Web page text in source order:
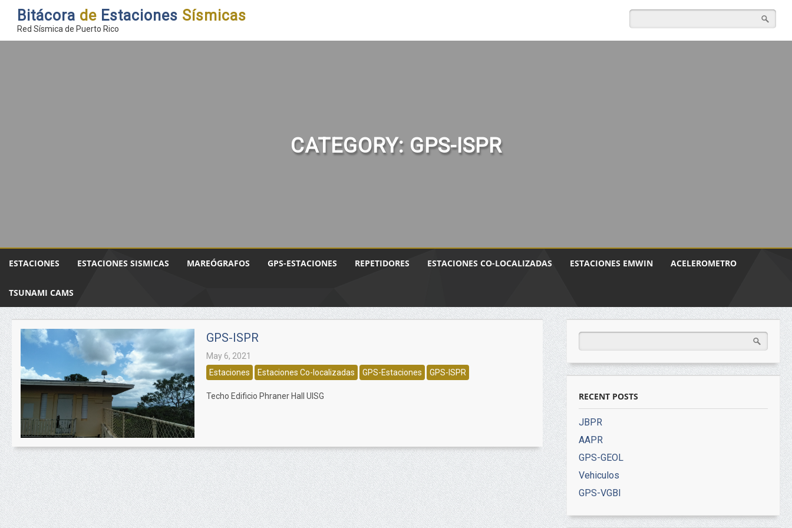
Bitácora de Estaciones Sísmicas
Red Sísmica de Puerto Rico
CATEGORY: GPS-ISPR
ESTACIONES ESTACIONES SISMICAS MAREÓGRAFOS GPS-ESTACIONES REPETIDORES ESTACIONES CO-LOCALIZADAS ESTACIONES EMWIN ACELEROMETRO
TSUNAMI CAMS
GPS-ISPR
May 6, 2021
Estaciones
Estaciones Co-localizadas GPS-Estaciones GPS-ISPR
Techo Edificio Phraner Hall UISG RECENT POSTS
JBPR
AAPR
GPS-GEOL
Vehiculos
GPS-VGBI